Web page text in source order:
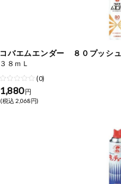
コバエムエンダー ８０プッシュ
３８ｍＬ
(0)
1,880 円
(税込 2,068円)